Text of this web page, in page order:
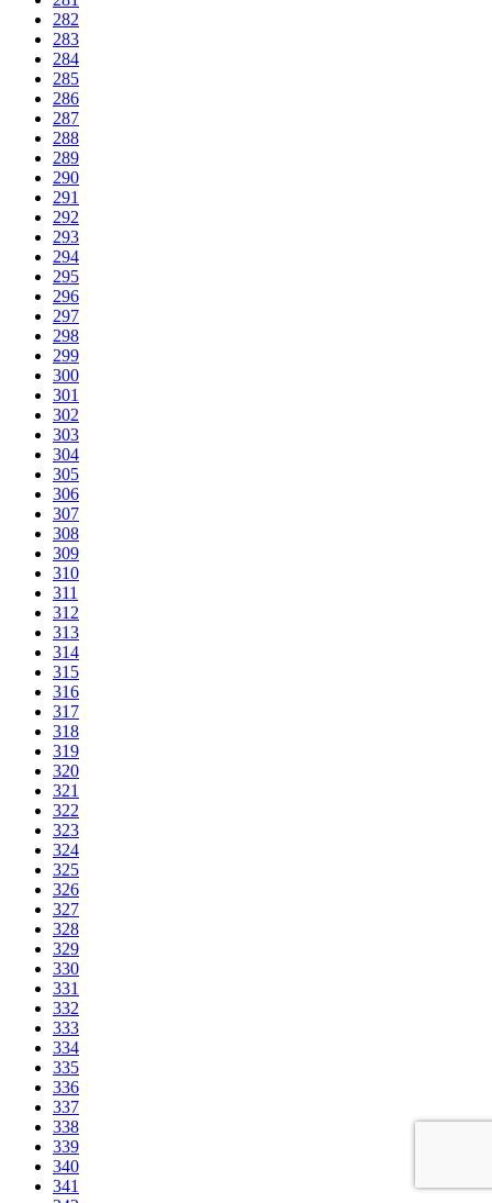
282
283
284
285
286
287
288
289
290
291
292
293
294
295
296
297
298
299
300
301
302
303
304
305
306
307
308
309
310
311
312
313
314
315
316
317
318
319
320
321
322
323
324
325
326
327
328
329
330
331
332
333
334
335
336
337
338
339
340
341